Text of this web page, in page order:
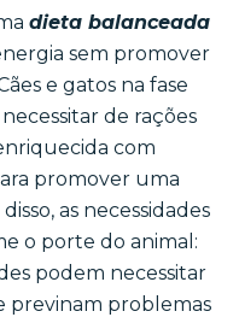
dieta balanceada
sem promover
e gatos na fase
de rações
com
promover uma
as necessidades
o porte do animal:
podem necessitar
previnam problemas